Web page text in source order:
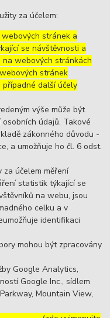
za účelem:
stránek a
se návštěvnosti a
na webových stránkách
stránek
další účely
výše může být
údajů. Takové
zákonného důvodu -
a umožňuje ho čl. 6 odst.
za účelem měření
statistik týkající se
na webu, jsou
celku a v
identifikaci
mohou být zpracovány
Google Analytics,
Google Inc., sídlem
Mountain View,